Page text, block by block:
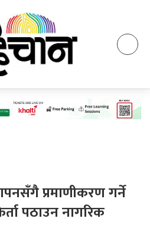
प्रमाणीकरण गर्ने
पठाउन नागरिक